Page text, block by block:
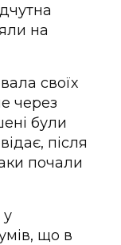
на
своїх
через
були
після
почали
у
що в